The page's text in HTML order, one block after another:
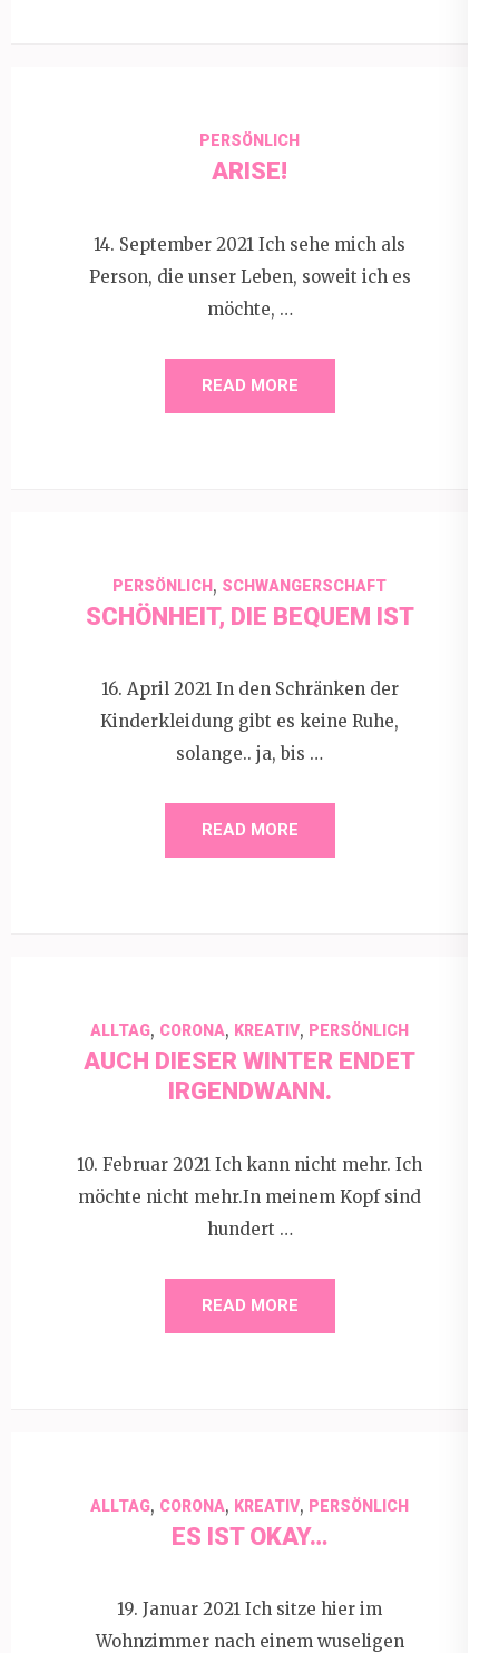
PERSÖNLICH
ARISE!
14. September 2021 Ich sehe mich als
Person, die unser Leben, soweit ich es
möchte, …
READ MORE
PERSÖNLICH, SCHWANGERSCHAFT
SCHÖNHEIT, DIE BEQUEM IST
16. April 2021 In den Schränken der
Kinderkleidung gibt es keine Ruhe,
solange.. ja, bis …
READ MORE
ALLTAG, CORONA, KREATIV, PERSÖNLICH
AUCH DIESER WINTER ENDET
IRGENDWANN.
10. Februar 2021 Ich kann nicht mehr. Ich
möchte nicht mehr.In meinem Kopf sind
hundert …
READ MORE
ALLTAG, CORONA, KREATIV, PERSÖNLICH
ES IST OKAY…
19. Januar 2021 Ich sitze hier im
Wohnzimmer nach einem wuseligen